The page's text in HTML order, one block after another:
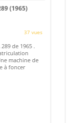
(1965)
37 vues
de 1965 .
machine de
à foncer